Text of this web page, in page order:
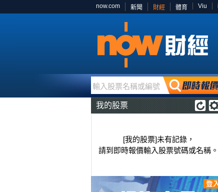
now.com 新聞 財經 體育 Viu
輸入股票名稱或編號
我的股票
[我的股票]未有記錄，
請到即時報價輸入股票號碼或名稱。